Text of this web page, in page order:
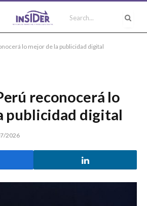
lo mejor de la publicidad digital
reconocerá lo
publicidad digital
2026